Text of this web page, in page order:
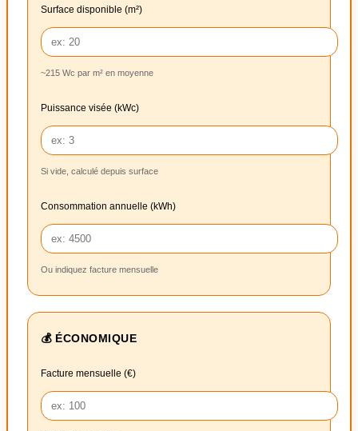
Surface disponible (m²)
~215 Wc par m² en moyenne
Puissance visée (kWc)
Si vide, calculé depuis surface
Consommation annuelle (kWh)
Ou indiquez facture mensuelle
💰 ÉCONOMIQUE
Facture mensuelle (€)